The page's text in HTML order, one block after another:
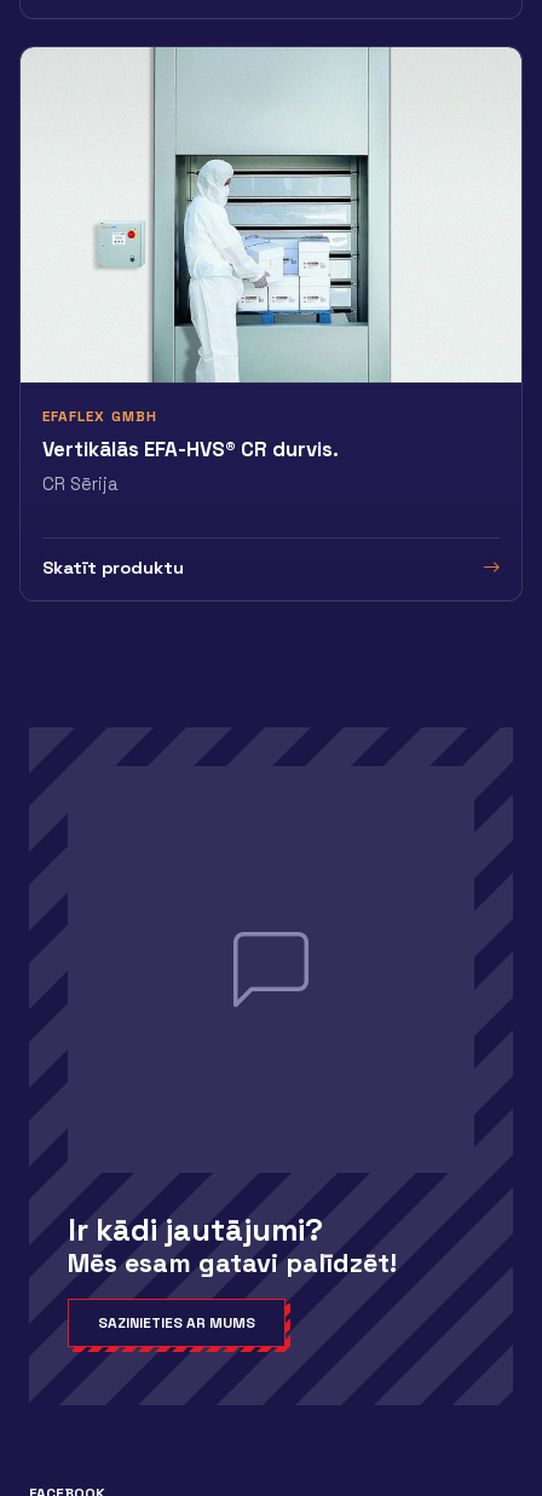
EFAFLEX GMBH
Vertikālās EFA-HVS® CR durvis.
CR Sērija
Skatīt produktu
Ir kādi jautājumi?
Mēs esam gatavi palīdzēt!
SAZINIETIES AR MUMS